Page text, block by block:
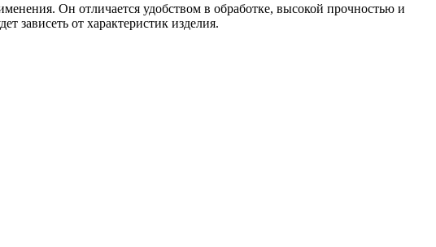
Он отличается удобством в обработке, высокой прочностью и
зависеть от характеристик изделия.